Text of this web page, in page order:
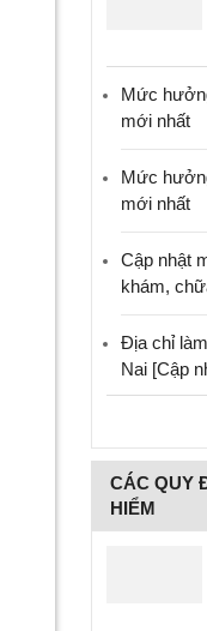
Mức
mới nhất
Mức
mới nhất
Cập nhật
khám,
Địa chỉ
Nai [Cập
CÁC QUY
HIỂM